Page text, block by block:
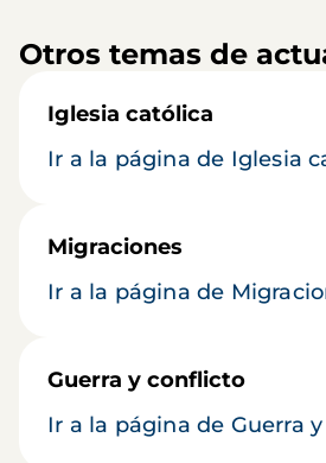
Otros temas de
Iglesia católica
Ir a la página de Iglesia
Migraciones
Ir a la página de
Guerra y conflicto
Ir a la página de Guerra